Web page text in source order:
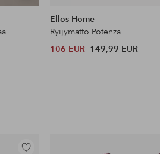
samankaltaisia
Ellos Home
Ryijymatto Potenza
106 EUR 149,99 EUR